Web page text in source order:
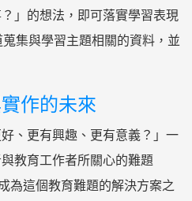
」的想法，即可落實學習表現
集與學習主題相關的資料，並
作的未來
、更有興趣、更有意義？」一
教育工作者所關心的難題
為這個教育難題的解決方案之